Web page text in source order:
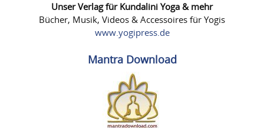
Unser Verlag für Kundalini Yoga & mehr
Bücher, Musik, Videos & Accessoires für Yogis
www.yogipress.de
Mantra Download